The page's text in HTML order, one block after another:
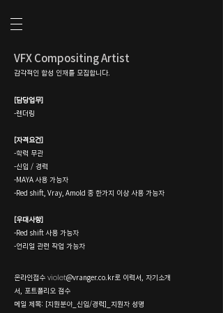
VFX Compositing Artist
감각적인 합성 인재를 모집합니다.
[담당업무]
-렌더링
[자격요건]
-학력 무관
-신입 / 경력
-MAYA 사용 가능자
-Red shift, Vray, Amold 중 한가지 이상 사용 가능자
[우대사항]
-Red shift 사용 가능자
-언리얼 관련 작업 가능자
온라인접수 violet@vranger.co.kr로 이력서, 자기소개
서, 포트폴리오 점수
​메일 제목: [지원분야_신입/경력]_지원자 성명